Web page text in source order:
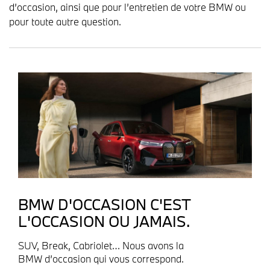
d’occasion, ainsi que pour l’entretien de votre BMW ou
pour toute autre question.
BMW D'OCCASION C'EST
L'OCCASION OU JAMAIS.
SUV, Break, Cabriolet… Nous avons la
BMW d’occasion qui vous correspond.